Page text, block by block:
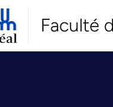
Faculté